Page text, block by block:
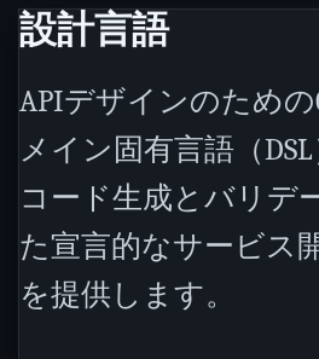
設計言語
APIデザインのための
メイン固有言語（DSL
コード生成とバリデ
た宣言的なサービス
を提供します。